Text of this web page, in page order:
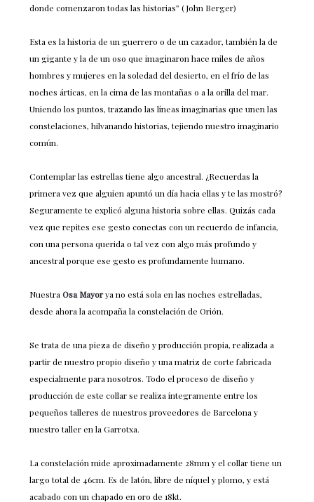
donde comenzaron todas las historias” (John Berger)
Esta es la historia de un guerrero o de un cazador, también la de
un gigante y la de un oso que imaginaron hace miles de años
hombres y mujeres en la soledad del desierto, en el frío de las
noches árticas, en la cima de las montañas o a la orilla del mar.
Uniendo los puntos, trazando las líneas imaginarias que unen las
constelaciones, hilvanando historias, tejiendo nuestro imaginario
común.
Contemplar las estrellas tiene algo ancestral. ¿Recuerdas la
primera vez que alguien apuntó un día hacia ellas y te las mostró?
Seguramente te explicó alguna historia sobre ellas. Quizás cada
vez que repites ese gesto conectas con un recuerdo de infancia,
con una persona querida o tal vez con algo más profundo y
ancestral porque ese gesto es profundamente humano.
Nuestra Osa Mayorya no está sola en las noches estrelladas,
desde ahora la acompaña la constelación de Orión.
Se trata de una pieza de diseño y producción propia, realizada a
partir de nuestro propio diseño y una matriz de corte fabricada
especialmente para nosotros. Todo el proceso de diseño y
producción de este collar se realiza íntegramente entre los
pequeños talleres de nuestros proveedores de Barcelona y
nuestro taller en la Garrotxa.
La constelación mide aproximadamente 28mm y el collar tiene un
largo total de 46cm. Es de latón, libre de níquel y plomo, y está
acabado con un chapado en oro de 18kt.